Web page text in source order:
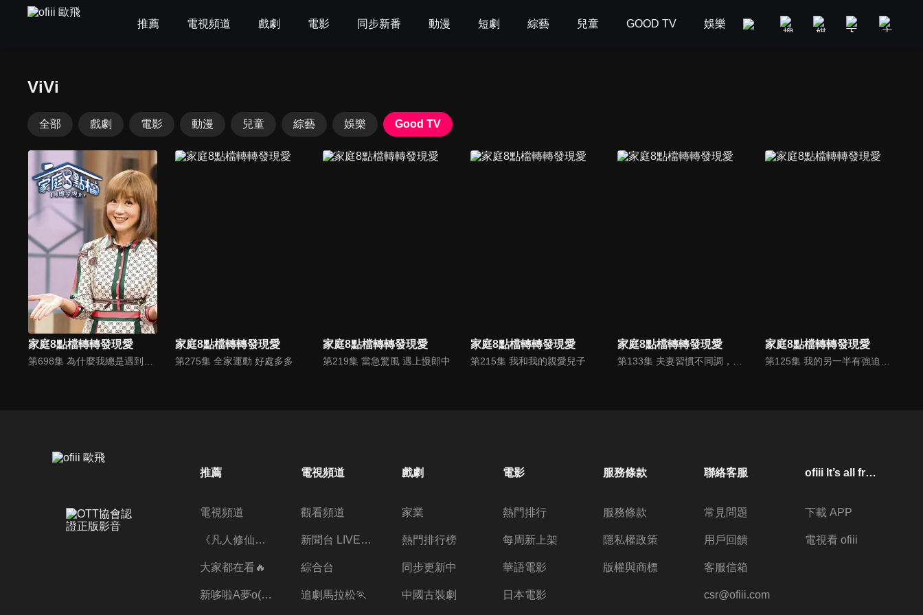
推薦 電視頻道 戲劇 電影 同步新番 動漫 短劇 綜藝 兒童 GOOD TV 娛樂 美食旅遊 新聞政論
ViVi
全部 戲劇 電影 動漫 兒童 綜藝 娛樂 Good TV
家庭8點檔轉轉發現愛 家庭8點檔轉轉發現愛
第275集 全家運動 好處多多
家庭8點檔轉轉發現愛
第219集 當急驚風 遇上慢郎中
家庭8點檔轉轉發現愛
第215集 我和我的親愛兒子
家庭8點檔轉轉發現愛 家庭8點檔轉轉發現愛
推薦
電視頻道
《凡人修仙傳》第五季全新開播✨
大家都在看🔥
新哆啦A夢o((ﾐﾟｴﾟﾐ))o
電視頻道
觀看頻道
新聞台 LIVE 直播
綜合台
追劇馬拉松🏃
戲劇
家業
熱門排行榜
同步更新中
中國古裝劇
電影
熱門排行
每周新上架
華語電影
日本電影
服務條款
服務條款
隱私權政策
版權與商標
聯絡客服
常見問題
用戶回饋
客服信箱
csr@ofiii.com
ofiii lt’s all free
下載 APP
電視看 ofiii